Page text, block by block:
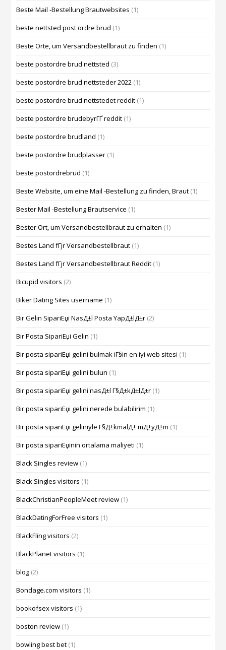
Beste Mail -Bestellung Brautwebsites (1)
beste nettsted post ordre brud (1)
Beste Orte, um Versandbestellbraut zu finden (1)
beste postordre brud nettsted (3)
beste postordre brud nettsteder 2022 (1)
beste postordre brud nettstedet reddit (1)
beste postordre brudebyrГҐ reddit (1)
beste postordre brudland (1)
beste postordre brudplasser (1)
beste postordrebrud (1)
Beste Website, um eine Mail -Bestellung zu finden, Braut (1)
Bester Mail -Bestellung Brautservice (1)
Bester Ort, um Versandbestellbraut zu erhalten (1)
Bestes Land fГјr Versandbestellbraut (1)
Bestes Land fГјr Versandbestellbraut Reddit (1)
Bicupid visitors (2)
Biker Dating Sites username (1)
Bir Gelin SipariЕџi NasД±l Posta YapД±lД±r (2)
Bir Posta SipariЕџi Gelin (1)
Bir posta sipariЕџi gelini bulmak iГ§in en iyi web sitesi (1)
Bir posta sipariЕџi gelini bulun (1)
Bir posta sipariЕџi gelini nasД±l Г§Д±kД±lД±r (1)
Bir posta sipariЕџi gelini nerede bulabilirim (1)
Bir posta sipariЕџi geliniyle Г§Д±kmalД± mД±yД±m (1)
Bir posta sipariЕџinin ortalama maliyeti (1)
Black Singles review (1)
Black Singles visitors (1)
BlackChristianPeopleMeet review (1)
BlackDatingForFree visitors (1)
BlackFling visitors (2)
BlackPlanet visitors (1)
blog (2)
Bondage.com visitors (1)
bookofsex visitors (1)
boston review (1)
bowling best bet (1)